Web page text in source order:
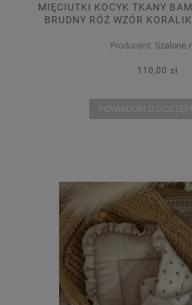
MIĘCIUTKI KOCYK TKANY
BRUDNY RÓŻ WZÓR
Producent: Szalone
110,00 zł
POWIADOM O